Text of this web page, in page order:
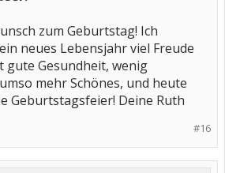
zum Geburtstag! Ich
neues Lebensjahr viel Freude
gute Gesundheit, wenig
mehr Schönes, und heute
Geburtstagsfeier! Deine Ruth
#16